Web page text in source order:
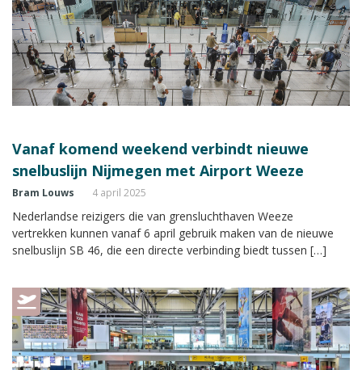
Vanaf komend weekend verbindt nieuwe
snelbuslijn Nijmegen met Airport Weeze
Bram Louws 4 april 2025
Nederlandse reizigers die van grensluchthaven Weeze
vertrekken kunnen vanaf 6 april gebruik maken van de nieuwe
snelbuslijn SB 46, die een directe verbinding biedt tussen […]